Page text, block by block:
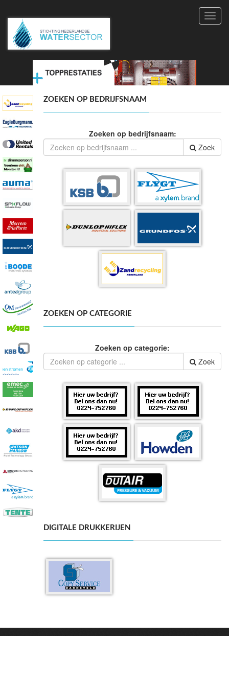
ZOEKEN OP BEDRIJFSNAAM
Zoeken op bedrijfsnaam:
Zoek
ZOEKEN OP CATEGORIE
Zoeken op categorie:
Zoek
DIGITALE DRUKKERIJEN